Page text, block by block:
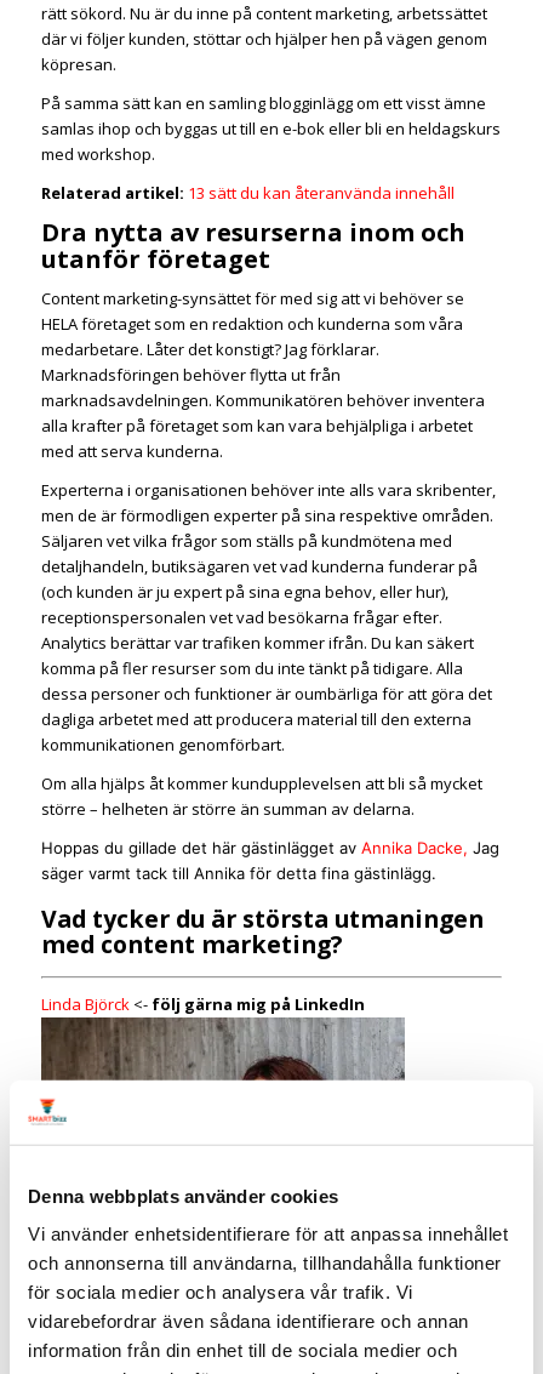
Denna webbplats använder cookies
Vi använder enhetsidentifierare för att anpassa innehållet
och annonserna till användarna, tillhandahålla funktioner
för sociala medier och analysera vår trafik. Vi
vidarebefordrar även sådana identifierare och annan
information från din enhet till de sociala medier och
rätt sökord. Nu är du inne på content marketing, arbetssättet
där vi följer kunden, stöttar och hjälper hen på vägen genom
köpresan.
På samma sätt kan en samling blogginlägg om ett visst ämne
samlas ihop och byggas ut till en e-bok eller bli en heldagskurs
med workshop.
Relaterad artikel: 13 sätt du kan återanvända innehåll
Dra nytta av resurserna inom och
utanför företaget
Content marketing-synsättet för med sig att vi behöver se
HELA företaget som en redaktion och kunderna som våra
medarbetare. Låter det konstigt? Jag förklarar.
Marknadsföringen behöver flytta ut från
marknadsavdelningen. Kommunikatören behöver inventera
alla krafter på företaget som kan vara behjälpliga i arbetet
med att serva kunderna.
Experterna i organisationen behöver inte alls vara skribenter,
men de är förmodligen experter på sina respektive områden.
Säljaren vet vilka frågor som ställs på kundmötena med
detaljhandeln, butiksägaren vet vad kunderna funderar på
(och kunden är ju expert på sina egna behov, eller hur),
receptionspersonalen vet vad besökarna frågar efter.
Analytics berättar var trafiken kommer ifrån. Du kan säkert
komma på fler resurser som du inte tänkt på tidigare. Alla
dessa personer och funktioner är oumbärliga för att göra det
dagliga arbetet med att producera material till den externa
kommunikationen genomförbart.
Om alla hjälps åt kommer kundupplevelsen att bli så mycket
större – helheten är större än summan av delarna.
Hoppas du gillade det här gästinlägget av Annika Dacke, Jag
säger varmt tack till Annika för detta fina gästinlägg.
Vad tycker du är största utmaningen
med content marketing?
Linda Björck<- följ gärna mig på LinkedIn